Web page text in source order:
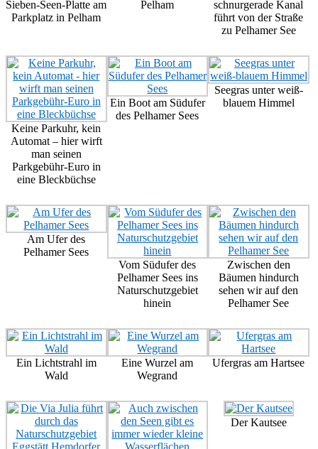
Sieben-Seen-Platte am
Parkplatz in Pelham
Pelham
schnurgerade Kanal
führt von der Straße
zu Pelhamer See
Keine Parkuhr, kein
Automat – hier wirft
man seinen
Parkgebühr-Euro in
eine Bleckbüchse
Ein Boot am Südufer
des Pelhamer Sees
Seegras unter weiß-
blauem Himmel
Am Ufer des
Pelhamer Sees
Vom Südufer des
Pelhamer Sees ins
Naturschutzgebiet
hinein
Zwischen den
Bäumen hindurch
sehen wir auf den
Pelhamer See
Ein Lichtstrahl im
Wald
Eine Wurzel am
Wegrand
Ufergras am Hartsee
Der Kautsee